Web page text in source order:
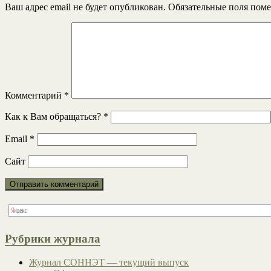
Ваш адрес email не будет опубликован. Обязательные поля
Комментарий *
Как к Вам обращаться? *
Email *
Сайт
Рубрики журнала
Журнал СОННЭТ — текущий выпуск